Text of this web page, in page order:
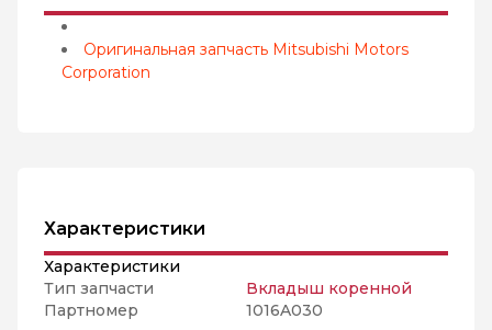
Оригинальная запчасть Mitsubishi Motors
Corporation
Характеристики
Характеристики
Тип запчасти
Вкладыш коренной
Партномер
1016A030